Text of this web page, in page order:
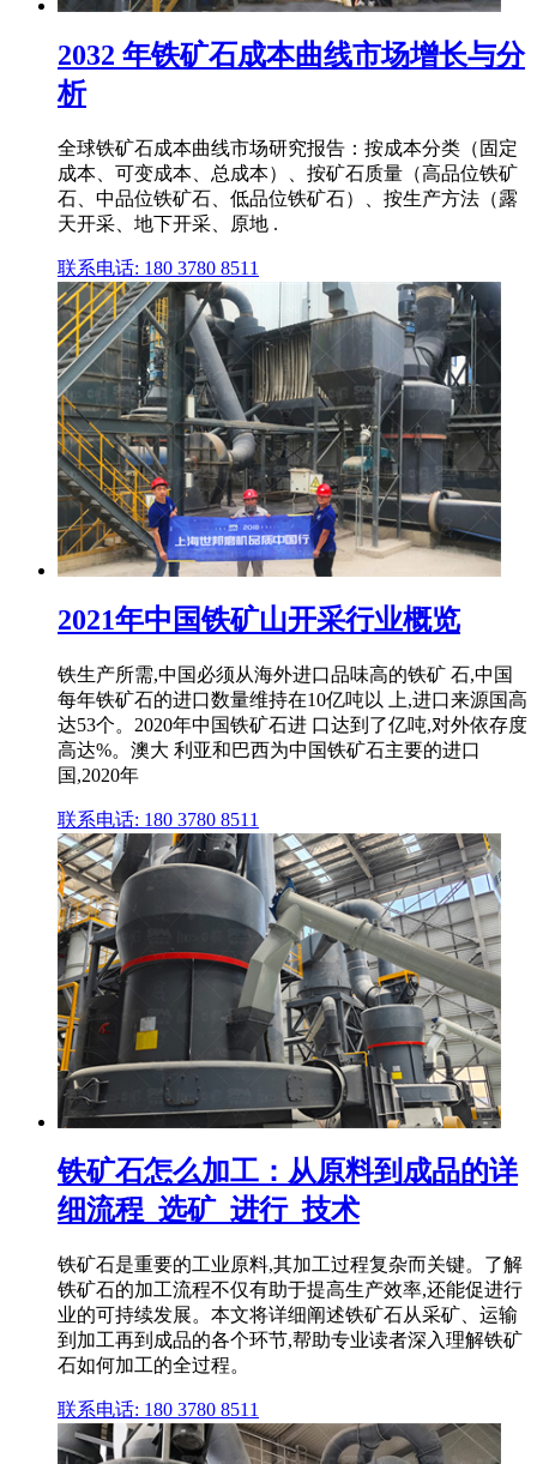
2032 年铁矿石成本曲线市场增长与分
析
全球铁矿石成本曲线市场研究报告：按成本分类（固定
成本、可变成本、总成本）、按矿石质量（高品位铁矿
石、中品位铁矿石、低品位铁矿石）、按生产方法（露
天开采、地下开采、原地 .
联系电话: 180 3780 8511
2021年中国铁矿山开采行业概览
铁生产所需,中国必须从海外进口品味高的铁矿 石,中国
每年铁矿石的进口数量维持在10亿吨以 上,进口来源国高
达53个。2020年中国铁矿石进 口达到了亿吨,对外依存度
高达%。澳大 利亚和巴西为中国铁矿石主要的进口
国,2020年
联系电话: 180 3780 8511
铁矿石怎么加工：从原料到成品的详
细流程_选矿_进行_技术
铁矿石是重要的工业原料,其加工过程复杂而关键。了解
铁矿石的加工流程不仅有助于提高生产效率,还能促进行
业的可持续发展。本文将详细阐述铁矿石从采矿、运输
到加工再到成品的各个环节,帮助专业读者深入理解铁矿
石如何加工的全过程。
联系电话: 180 3780 8511